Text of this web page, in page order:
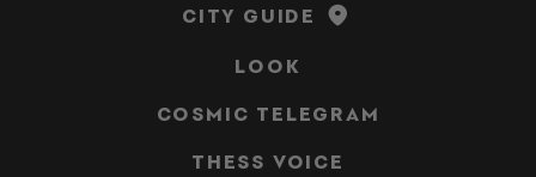
CITY GUIDE
LOOK
COSMIC TELEGRAM
THESS VOICE